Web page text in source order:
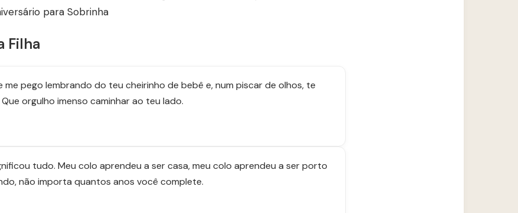
para Sobrinha
Filha
me pego lembrando do teu cheirinho de bebê e, num piscar de olhos, te
orgulho imenso caminhar ao teu lado.
tudo. Meu colo aprendeu a ser casa, meu colo aprendeu a ser porto
não importa quantos anos você complete.